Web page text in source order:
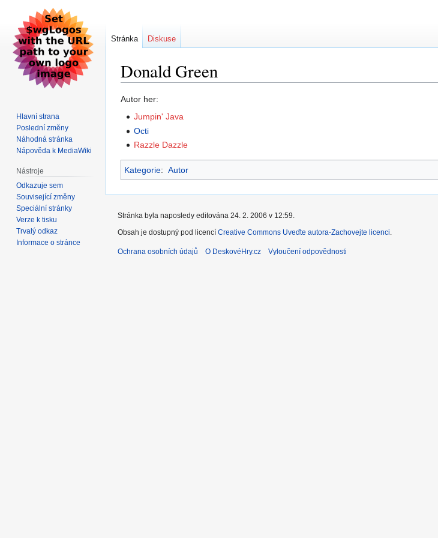
Donald Green
Skočit
Skočit
Autor her:
Jumpin' Java
Octi
Razzle Dazzle
Kategorie: Autor
Stránka Diskuse
Hlavní strana
Poslední změny
Náhodná stránka
Nápověda k MediaWiki
Nástroje
Odkazuje sem
Související změny
Speciální stránky
Verze k tisku
Trvalý odkaz
Informace o stránce
Stránka byla naposledy editována 24. 2. 2006 v 12:59.
Obsah je dostupný pod licencí Creative Commons Uveďte autora-Zachovejte licenci.
Ochrana osobních údajů O DeskovéHry.cz Vyloučení odpovědnosti